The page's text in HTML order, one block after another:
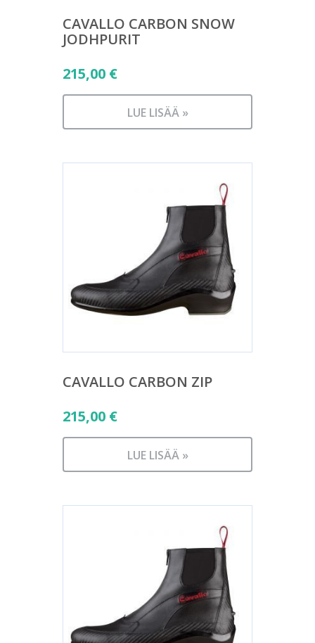
CAVALLO CARBON SNOW
JODHPURIT
215,00 €
LUE LISÄÄ »
CAVALLO CARBON ZIP
215,00 €
LUE LISÄÄ »